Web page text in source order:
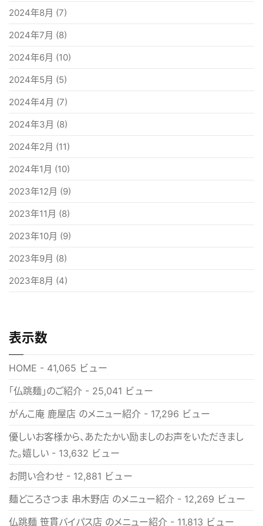
2024年8月 (7)
2024年7月 (8)
2024年6月 (10)
2024年5月 (5)
2024年4月 (7)
2024年3月 (8)
2024年2月 (11)
2024年1月 (10)
2023年12月 (9)
2023年11月 (8)
2023年10月 (9)
2023年9月 (8)
2023年8月 (4)
表示数
HOME - 41,065 ビュー
「仏跳麺」のご紹介 - 25,041 ビュー
がんこ庵 鹿屋店 のメニュー紹介 - 17,296 ビュー
優しいお客様から、あたたかい励ましのお声をいただきまし
た。嬉しい - 13,632 ビュー
お問い合わせ - 12,881 ビュー
麺どころさつま 串木野店 のメニュー紹介 - 12,269 ビュー
仏跳麺 笹貫バイパス店 のメニュー紹介 - 11,813 ビュー